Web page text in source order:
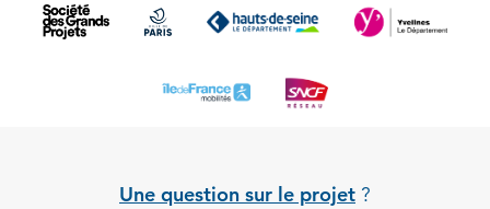
Une question sur le projet ?